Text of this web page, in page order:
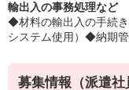
そんな方も安心してご
しっかりお話を聞いて
選考に進むかどうか
私達がご希望に合った
輸出入の事務処理など
◆材料の輸出入の手続
システム使用）◆納期
募集情報（派遣社